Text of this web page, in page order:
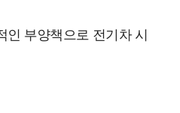
인 부양책으로 전기차 시